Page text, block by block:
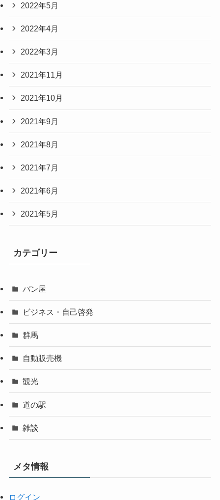
2022年5月
2022年4月
2022年3月
2021年11月
2021年10月
2021年9月
2021年8月
2021年7月
2021年6月
2021年5月
カテゴリー
パン屋
ビジネス・自己啓発
群馬
自動販売機
観光
道の駅
雑談
メタ情報
ログイン